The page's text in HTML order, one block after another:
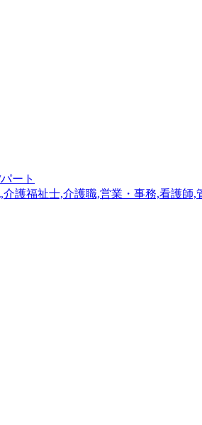
ート
護福祉士,介護職,営業・事務,看護師,